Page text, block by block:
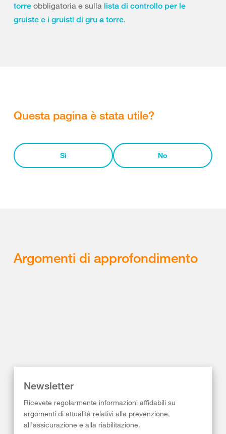
torre obbligatoria e sulla lista di controllo per le
gruiste e i gruisti di gru a torre.
Questa pagina è stata utile?
Sì No
Argomenti di approfondimento
Newsletter
Ricevete regolarmente informazioni affidabili su
argomenti di attualità relativi alla prevenzione,
all’assicurazione e alla riabilitazione.